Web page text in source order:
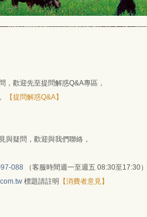
，歡迎先至提問解惑Q&A專區，
【提問解惑Q&A】
與疑問，歡迎與我們聯絡，
088 （客服時間週一至週五 08:30至17:30）
標題請註明 【消費者意見】